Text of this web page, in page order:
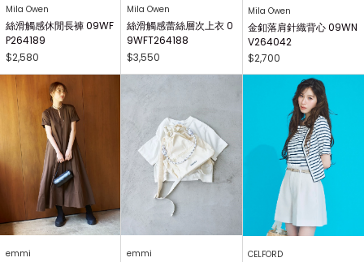
Mila Owen
絲滑觸感休閒長褲 09WF
P264189
$2,580
Mila Owen
絲滑觸感蕾絲層次上衣 0
9WFT264188
$3,550
Mila Owen
金釦落肩針織背心 09WN
V264042
$2,700
emmi emmi CELFORD